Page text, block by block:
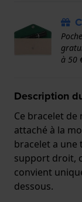
à 50
Description
Ce bracelet
attaché à la
bracelet a une
support droit,
convient
dessous.